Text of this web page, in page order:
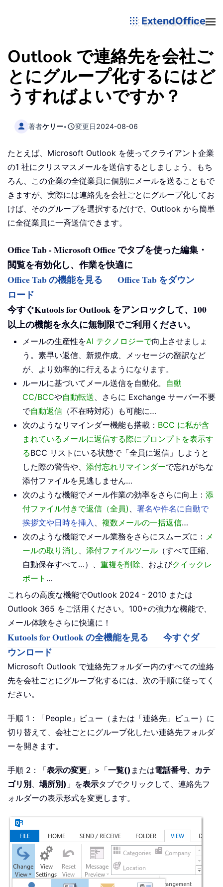
ExtendOffice
Outlook で連絡先を会社ご
とにグループ化するにはど
うすればよいですか？
著者ケリー• 変更日2024-08-06
たとえば、Microsoft Outlook を使ってクライアント企業
の1 社にクリスマスメールを送信するとしましょう。もち
ろん、この企業の全従業員に個別にメールを送ることもで
きますが、実際には連絡先を会社ごとにグループ化してお
けば、そのグループを選択するだけで、Outlook から簡単
に全従業員に一斉送信できます。
Office Tab - Microsoft Office でタブを使った編集・
閲覧を有効化し、作業を快適に
Office Tab の機能を見る
Office Tab をダウン
ロード
今すぐKutools for Outlook をアンロックして、100
以上の機能を永久に無制限でご利用ください。
メールの生産性をAI テクノロジーで向上させましょ
う。素早い返信、新規作成、メッセージの翻訳など
が、より効率的に行えるようになります。
ルールに基づいてメール送信を自動化。 自動
CC/BCCや自動転送、さらに Exchange サーバー不要
で自動返信 （不在時対応）も可能に…
次のようなリマインダー機能も搭載： BCC に私が含
まれているメールに返信する際にプロンプトを表示す
るBCC リストにいる状態で「全員に返信」しようと
した際の警告や、 添付忘れリマインダーで忘れがちな
添付ファイルを見逃しません…
次のような機能でメール作業の効率をさらに向上： 添
付ファイル付きで返信（全員) 、 署名や件名に自動で
挨拶文や日時を挿入 、 複数メールの一括返信…
次のような機能でメール業務をさらにスムーズに： メ
ールの取り消し 、 添付ファイルツール （すべて圧縮、
自動保存すべて…）、 重複を削除、およびクイックレ
ポート …
これらの高度な機能でOutlook 2024 - 2010 または
Outlook 365 をご活用ください。100+の強力な機能で、
メール体験をさらに快適に！
Kutools for Outlook の全機能を見る
今すぐダ
ウンロード
Microsoft Outlook で連絡先フォルダー内のすべての連絡
先を会社ごとにグループ化するには、次の手順に従ってく
ださい。
手順 1：「People」ビュー（または「連絡先」ビュー）に
切り替えて、会社ごとにグループ化したい連絡先フォルダ
ーを開きます。
手順 2：「表示の変更 」>「一覧() または電話番号、カテ
ゴリ別 、 場所別) 」を表示タブでクリックして、連絡先フ
ォルダーの表示形式を変更します。